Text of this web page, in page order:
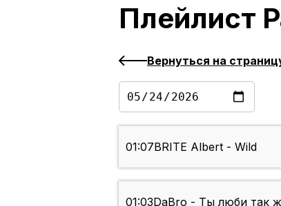
Плейлист
Вернуться на
01:07BRITE Albert - Wild
01:03DaBro - Ты люби так